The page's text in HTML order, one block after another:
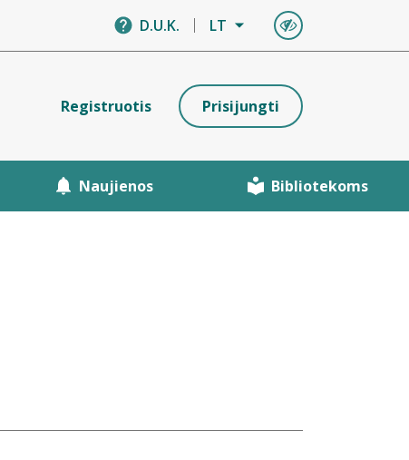
D.U.K. LT
Registruotis Prisijungti
Naujienos Bibliotekoms